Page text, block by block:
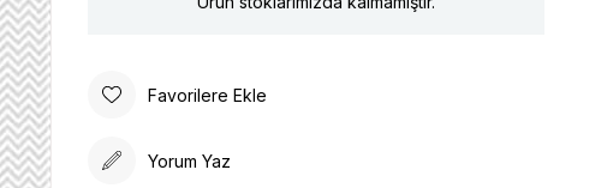
Favorilere Ekle
Yorum Yaz